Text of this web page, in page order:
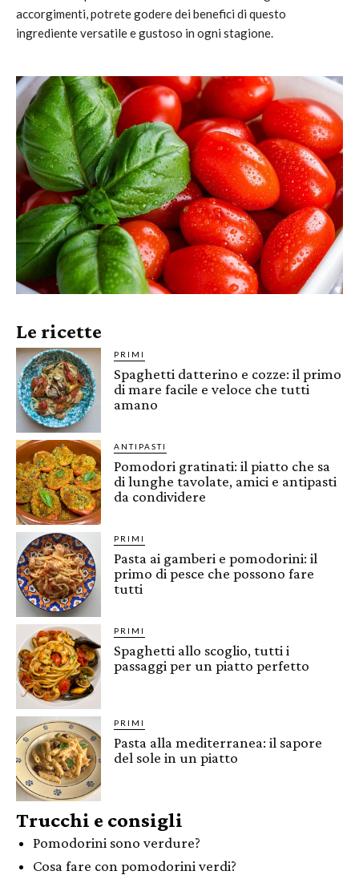
accorgimenti, potrete godere dei benefici di questo
ingrediente versatile e gustoso in ogni stagione.
Le ricette
PRIMI
Spaghetti datterino e cozze: il primo
di mare facile e veloce che tutti
amano
ANTIPASTI
Pomodori gratinati: il piatto che sa
di lunghe tavolate, amici e antipasti
da condividere
PRIMI
Pasta ai gamberi e pomodorini: il
primo di pesce che possono fare
tutti
PRIMI
Spaghetti allo scoglio, tutti i
passaggi per un piatto perfetto
PRIMI
Pasta alla mediterranea: il sapore
del sole in un piatto
Trucchi e consigli
Pomodorini sono verdure?
Cosa fare con pomodorini verdi?